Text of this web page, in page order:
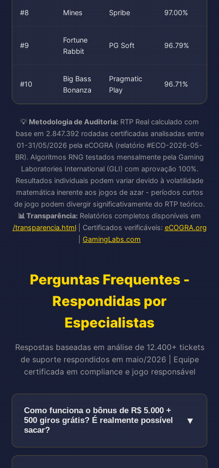
#8 Mines Spribe 97.00%
#9
Fortune
Rabbit
PG Soft 96.79%
#10
Big Bass
Bonanza
Pragmatic
Play
96.71%
💡 Metodologia de Auditoria: RTP Real calculado com
base em 2.847.392 rodadas certificadas analisadas entre
01-31/05/2026 pela eCOGRA (relatório #ECO-2026-05-
BR). Algoritmos RNG testados mensalmente pela Gaming
Laboratories International (GLI) com aprovação 100%.
Resultados individuais podem variar devido à volatilidade
matemática inerente aos jogos de azar - períodos curtos
de jogo podem divergir significativamente do RTP teórico.
📊 Transparência: Relatórios completos disponíveis em
/transparencia.html| Certificados verificáveis: eCOGRA.org
GamingLabs.com
Perguntas Frequentes -
Respondidas por
Especialistas
Respostas baseadas em análise de 12.400+ tickets
de suporte respondidos em maio/2026 | Equipe
certificada em compliance e jogo responsável
Como funciona o bônus de R$ 5.000 +
500 giros grátis? É realmente possível
sacar?
▼
Sim, é 100% real e sacável!O bônus funciona